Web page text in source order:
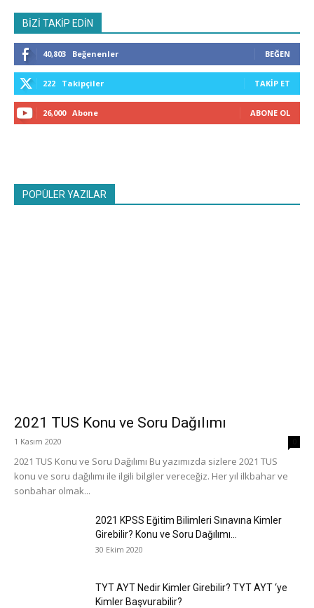
BİZİ TAKİP EDİN
40,803 Beğenenler BEĞEN
222 Takipçiler TAKIP ET
26,000 Abone ABONE OL
POPÜLER YAZILAR
2021 TUS Konu ve Soru Dağılımı
1 Kasım 2020
2021 TUS Konu ve Soru Dağılımı Bu yazımızda sizlere 2021 TUS
konu ve soru dağılımı ile ilgili bilgiler vereceğiz. Her yıl ilkbahar ve
sonbahar olmak...
2021 KPSS Eğitim Bilimleri Sınavına Kimler
Girebilir? Konu ve Soru Dağılımı...
30 Ekim 2020
TYT AYT Nedir Kimler Girebilir? TYT AYT ‘ye
Kimler Başvurabilir?